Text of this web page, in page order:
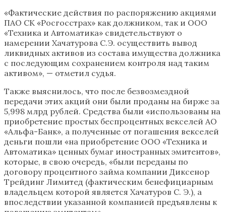
«Фактические действия по распоряжению акциями
ПАО СК «Росгосстрах» как должником, так и ООО
«Техника и Автоматика» свидетельствуют о
намерении Хачатурова С.Э. осуществить вывод
ликвидных активов из состава имущества должника
с последующим сохранением контроля над таким
активом», — отметил судья.
Также выяснилось, что после безвозмездной
передачи этих акций они были проданы на бирже за
5,998 млрд рублей. Средства были «использованы на
приобретение простых беспроцентных векселей АО
«Альфа-Банк», а полученные от погашения векселей
деньги пошли «на приобретение ООО «Техника и
Автоматика» ценных бумаг иностранных эмитентов»,
которые, в свою очередь, «были переданы по
договору процентного займа компании Диксенор
Трейдинг Лимитед (фактическим бенефициарным
владельцем которой является Хачатуров С. Э.), а
впоследствии указанной компанией предъявлены к